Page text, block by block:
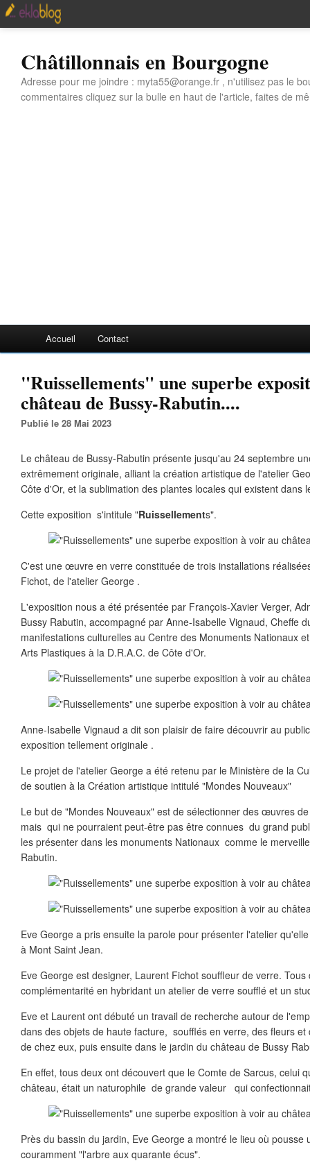
Châtillonnais en Bourgogne
Adresse pour me joindre : myta55@orange.fr , n'utilisez pas le
commentaires cliquez sur la bulle en haut de l'article, faites de
Accueil Contact
"Ruissellements" une superbe
château de Bussy-Rabutin....
Publié le 28 Mai 2023
Le château de Bussy-Rabutin présente jusqu'au 24 septembre
extrêmement originale, alliant la création artistique de l'atelier
Côte d'Or, et la sublimation des plantes locales qui existent dans
Cette exposition s'intitule "Ruissellements".
C'est une œuvre en verre constituée de trois installations
Fichot, de l'atelier George .
L'exposition nous a été présentée par François-Xavier Verger,
Bussy Rabutin, accompagné par Anne-Isabelle Vignaud, Cheffe
manifestations culturelles au Centre des Monuments Nationaux
Arts Plastiques à la D.R.A.C. de Côte d'Or.
Anne-Isabelle Vignaud a dit son plaisir de faire découvrir au
exposition tellement originale .
Le projet de l'atelier George a été retenu par le Ministère de la
de soutien à la Création artistique intitulé "Mondes Nouveaux"
Le but de "Mondes Nouveaux" est de sélectionner des œuvres
mais qui ne pourraient peut-être pas être connues du grand
les présenter dans les monuments Nationaux comme le
Rabutin.
Eve George a pris ensuite la parole pour présenter l'atelier
à Mont Saint Jean.
Eve George est designer, Laurent Fichot souffleur de verre.
complémentarité en hybridant un atelier de verre soufflé et un
Eve et Laurent ont débuté un travail de recherche autour de
dans des objets de haute facture, soufflés en verre, des fleurs et
de chez eux, puis ensuite dans le jardin du château de Bussy
En effet, tous deux ont découvert que le Comte de Sarcus, celui
château, était un naturophile de grande valeur qui
Près du bassin du jardin, Eve George a montré le lieu où pousse
couramment "l'arbre aux quarante écus".